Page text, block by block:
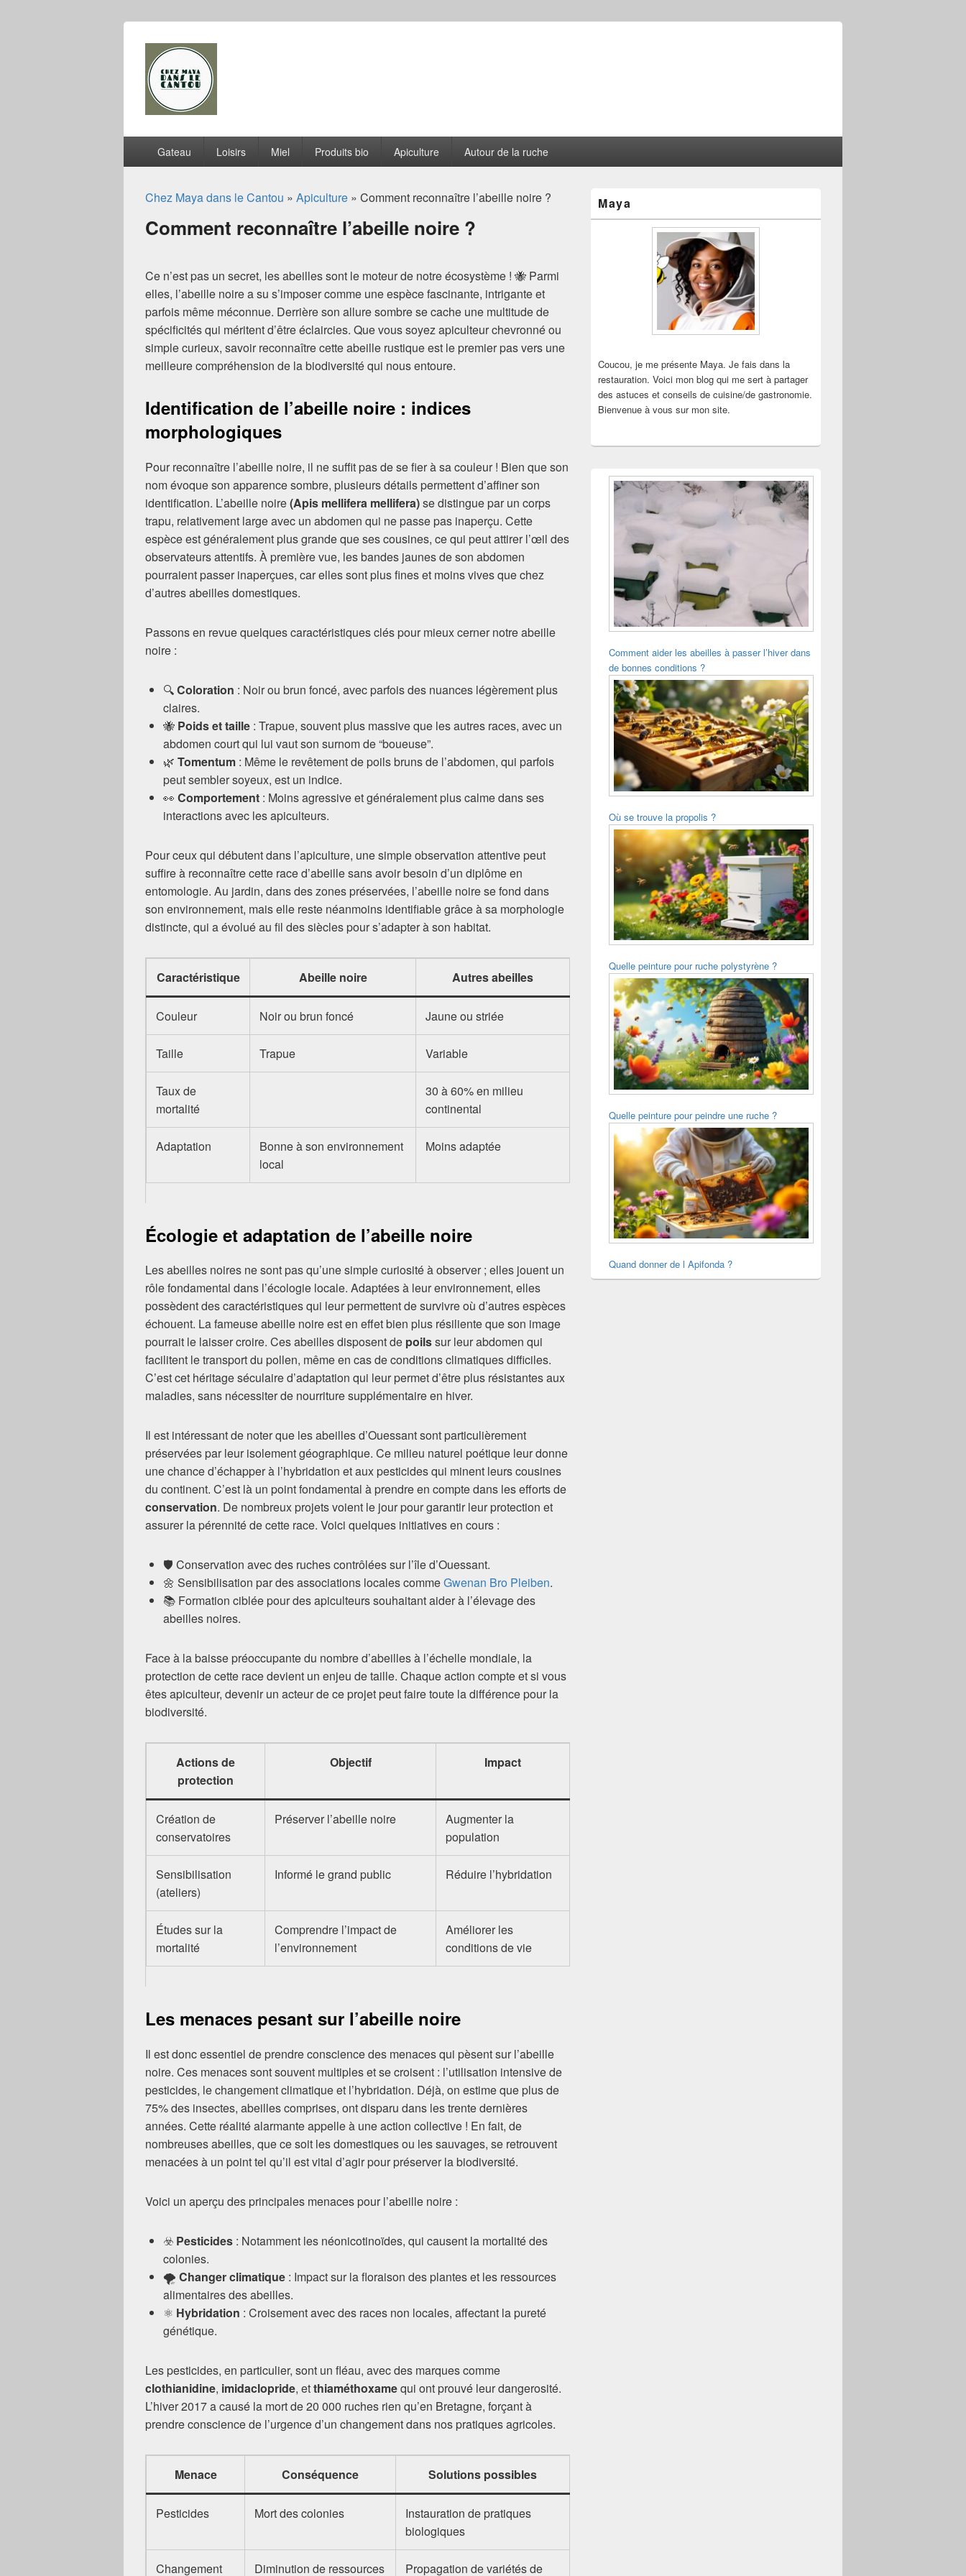
Chez Maya dans le Cantou
principalGateau Loisirs Miel Produits bio Apiculture Autour de la ruche
Chez Maya dans le Cantou » Apiculture » Comment reconnaître l’abeille noire ?
Comment reconnaître l’abeille noire ?
Ce n’est pas un secret, les abeilles sont le moteur de notre écosystème ! 🐝 Parmi
elles, l’abeille noire a su s’imposer comme une espèce fascinante, intrigante et
parfois même méconnue. Derrière son allure sombre se cache une multitude de
spécificités qui méritent d’être éclaircies. Que vous soyez apiculteur chevronné ou
simple curieux, savoir reconnaître cette abeille rustique est le premier pas vers une
meilleure compréhension de la biodiversité qui nous entoure.
Identification de l’abeille noire : indices
morphologiques
Pour reconnaître l’abeille noire, il ne suffit pas de se fier à sa couleur ! Bien que son
nom évoque son apparence sombre, plusieurs détails permettent d’affiner son
identification. L’abeille noire(Apis mellifera mellifera)se distingue par un corps
trapu, relativement large avec un abdomen qui ne passe pas inaperçu. Cette
espèce est généralement plus grande que ses cousines, ce qui peut attirer l’œil des
observateurs attentifs. À première vue, les bandes jaunes de son abdomen
pourraient passer inaperçues, car elles sont plus fines et moins vives que chez
d’autres abeilles domestiques.
Passons en revue quelques caractéristiques clés pour mieux cerner notre abeille
noire :
🔍Coloration : Noir ou brun foncé, avec parfois des nuances légèrement plus
claires.
🐝 Poids et taille : Trapue, souvent plus massive que les autres races, avec un
abdomen court qui lui vaut son surnom de “boueuse”.
🌿 Tomentum : Même le revêtement de poils bruns de l’abdomen, qui parfois
peut sembler soyeux, est un indice.
👀 Comportement : Moins agressive et généralement plus calme dans ses
interactions avec les apiculteurs.
Pour ceux qui débutent dans l’apiculture, une simple observation attentive peut
suffire à reconnaître cette race d’abeille sans avoir besoin d’un diplôme en
entomologie. Au jardin, dans des zones préservées, l’abeille noire se fond dans
son environnement, mais elle reste néanmoins identifiable grâce à sa morphologie
distincte, qui a évolué au fil des siècles pour s’adapter à son habitat.
Caractéristique Abeille noire Autres abeilles
Couleur Noir ou brun foncé Jaune ou striée
Taille Trapue Variable
Taux de
mortalité
30 à 60% en milieu
continental
Adaptation
Bonne à son environnement
local
Moins adaptée
Écologie et adaptation de l’abeille noire
Les abeilles noires ne sont pas qu’une simple curiosité à observer ; elles jouent un
rôle fondamental dans l’écologie locale. Adaptées à leur environnement, elles
possèdent des caractéristiques qui leur permettent de survivre où d’autres espèces
échouent. La fameuse abeille noire est en effet bien plus résiliente que son image
pourrait le laisser croire. Ces abeilles disposent de poilssur leur abdomen qui
facilitent le transport du pollen, même en cas de conditions climatiques difficiles.
C’est cet héritage séculaire d’adaptation qui leur permet d’être plus résistantes aux
maladies, sans nécessiter de nourriture supplémentaire en hiver.
Il est intéressant de noter que les abeilles d’Ouessant sont particulièrement
préservées par leur isolement géographique. Ce milieu naturel poétique leur donne
une chance d’échapper à l’hybridation et aux pesticides qui minent leurs cousines
du continent. C’est là un point fondamental à prendre en compte dans les efforts de
conservation. De nombreux projets voient le jour pour garantir leur protection et
assurer la pérennité de cette race. Voici quelques initiatives en cours :
🛡️ Conservation avec des ruches contrôlées sur l’île d’Ouessant.
🌼 Sensibilisation par des associations locales commeGwenan Bro Pleiben.
📚 Formation ciblée pour des apiculteurs souhaitant aider à l’élevage des
abeilles noires.
Face à la baisse préoccupante du nombre d’abeilles à l’échelle mondiale, la
protection de cette race devient un enjeu de taille. Chaque action compte et si vous
êtes apiculteur, devenir un acteur de ce projet peut faire toute la différence pour la
biodiversité.
Actions de
protection
Objectif Impact
Création de
conservatoires
Préserver l’abeille noire
Augmenter la
population
Sensibilisation
(ateliers)
Informé le grand public Réduire l’hybridation
Études sur la
mortalité
Comprendre l’impact de
l’environnement
Améliorer les
conditions de vie
Les menaces pesant sur l’abeille noire
Il est donc essentiel de prendre conscience des menaces qui pèsent sur l’abeille
noire. Ces menaces sont souvent multiples et se croisent : l’utilisation intensive de
pesticides, le changement climatique et l’hybridation. Déjà, on estime que plus de
75% des insectes, abeilles comprises, ont disparu dans les trente dernières
années. Cette réalité alarmante appelle à une action collective ! En fait, de
nombreuses abeilles, que ce soit les domestiques ou les sauvages, se retrouvent
menacées à un point tel qu’il est vital d’agir pour préserver la biodiversité.
Voici un aperçu des principales menaces pour l’abeille noire :
☣️ Pesticides : Notamment les néonicotinoïdes, qui causent la mortalité des
colonies.
🌪️ Changer climatique : Impact sur la floraison des plantes et les ressources
alimentaires des abeilles.
⚛️ Hybridation : Croisement avec des races non locales, affectant la pureté
génétique.
Les pesticides, en particulier, sont un fléau, avec des marques comme
clothianidine, imidaclopride, etthiaméthoxamequi ont prouvé leur dangerosité.
L’hiver 2017 a causé la mort de 20 000 ruches rien qu’en Bretagne, forçant à
prendre conscience de l’urgence d’un changement dans nos pratiques agricoles.
Menace Conséquence Solutions possibles
Pesticides Mort des colonies
Instauration de pratiques
biologiques
Changement Diminution de ressources Propagation de variétés de
principale
de
Maya
Coucou, je me présente Maya. Je fais dans la
restauration. Voici mon blog qui me sert à partager
des astuces et conseils de cuisine/de gastronomie.
Bienvenue à vous sur mon site.
Comment aider les abeilles à passer l’hiver dans
de bonnes conditions ?
Où se trouve la propolis ?
Quelle peinture pour ruche polystyrène ?
Quelle peinture pour peindre une ruche ?
Quand donner de l Apifonda ?